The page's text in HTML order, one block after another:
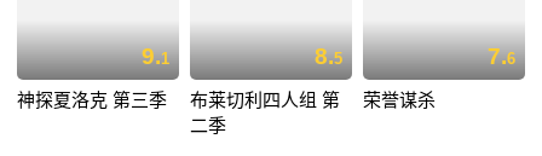
9.1
神探夏洛克 第三季
8.5
布莱切利四人组 第
二季
7.6
荣誉谋杀